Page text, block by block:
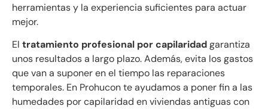
herramientas y la experiencia suficientes para actuar
mejor.
El tratamiento profesional por capilaridadgarantiza
unos resultados a largo plazo. Además, evita los gastos
que van a suponer en el tiempo las reparaciones
temporales. En Prohucon te ayudamos a poner fin a las
humedades por capilaridad en viviendas antiguas con